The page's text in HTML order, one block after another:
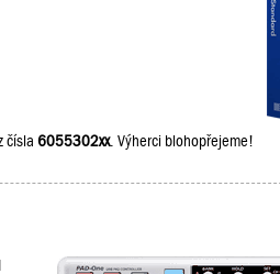
čísla 6055302xx. Výherci blohopřejeme!